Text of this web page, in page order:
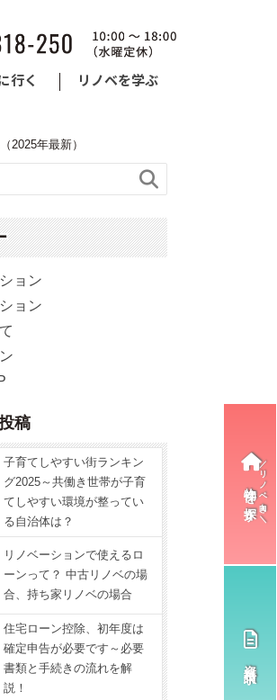
行く リノベを学ぶ
2025年最新）

ョン
ョン
稿
子育てしやすい街ランキン
グ2025～共働き世帯が子育
てしやすい環境が整ってい
る自治体は？
リノベーションで使えるロ
ーンって？ 中古リノベの場
合、持ち家リノベの場合
住宅ローン控除、初年度は
確定申告が必要です～必要
書類と手続きの流れを解
説！
物件を探す